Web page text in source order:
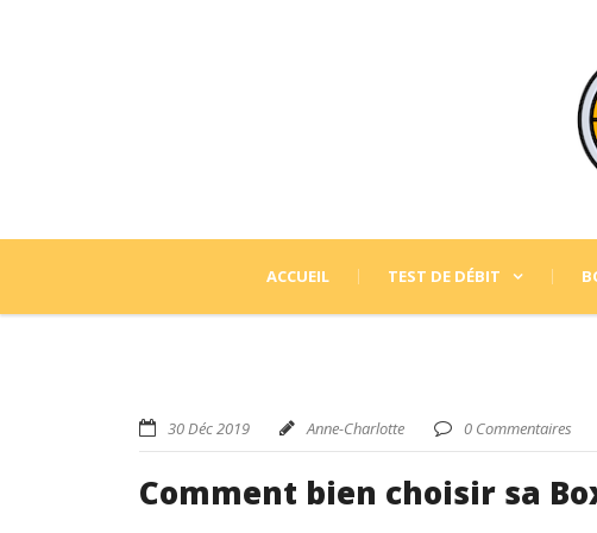
ACCUEIL TEST DE DÉBIT
30 Déc 2019 Anne-Charlotte 0 Commentaires
Comment bien choisir sa